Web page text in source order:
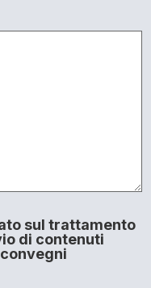
sul trattamento
di contenuti